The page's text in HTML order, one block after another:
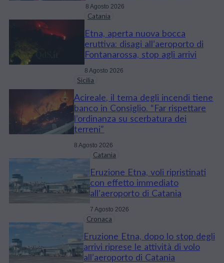
8 Agosto 2026
Catania
Etna, aperta nuova bocca
eruttiva: disagi all’aeroporto di
Fontanarossa, stop agli arrivi
8 Agosto 2026
Sicilia
Acireale, il tema degli incendi tiene
banco in Consiglio. “Far rispettare
l’ordinanza su scerbatura dei
terreni”
8 Agosto 2026
Catania
Eruzione Etna, voli ripristinati
con effetto immediato
all’aeroporto di Catania
7 Agosto 2026
Cronaca
Eruzione Etna, dopo lo stop degli
arrivi riprese le attività di volo
all’aeroporto di Catania